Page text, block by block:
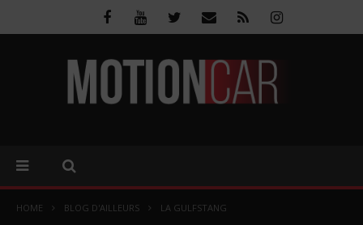
HOME BLOG D'AILLEURS LA GULFSTANG